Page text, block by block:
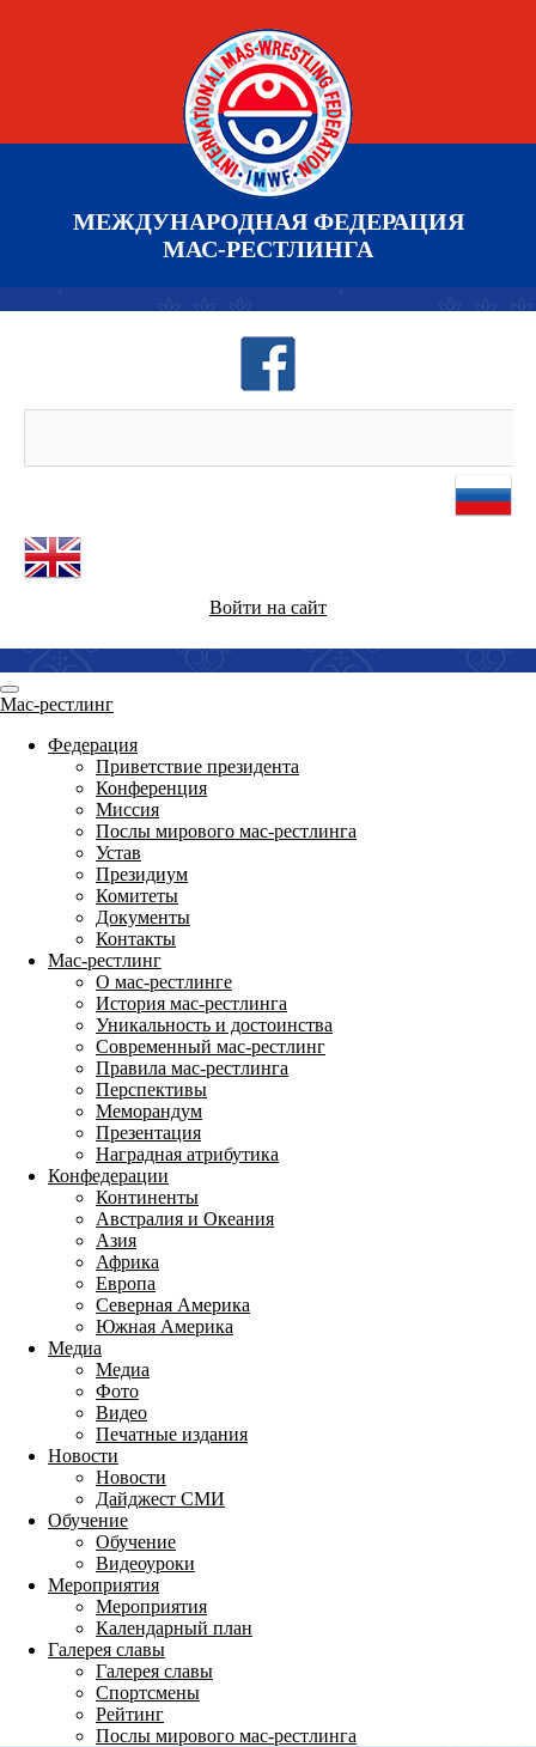
МЕЖДУНАРОДНАЯ ФЕДЕРАЦИЯ
МАС-РЕСТЛИНГА
Войти на сайт
Мас-рестлинг
Федерация
Приветствие президента
Конференция
Миссия
Послы мирового мас-рестлинга
Устав
Президиум
Комитеты
Документы
Контакты
Мас-рестлинг
О мас-рестлинге
История мас-рестлинга
Уникальность и достоинства
Современный мас-рестлинг
Правила мас-рестлинга
Перспективы
Меморандум
Презентация
Наградная атрибутика
Конфедерации
Континенты
Австралия и Океания
Азия
Африка
Европа
Северная Америка
Южная Америка
Медиа
Медиа
Фото
Видео
Печатные издания
Новости
Новости
Дайджест СМИ
Обучение
Обучение
Видеоуроки
Мероприятия
Мероприятия
Календарный план
Галерея славы
Галерея славы
Спортсмены
Рейтинг
Послы мирового мас-рестлинга